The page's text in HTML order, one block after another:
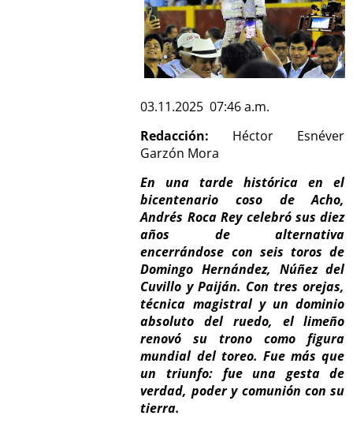
03.11.2025 07:46 a.m.
Redacción: Héctor Esnéver
Garzón Mora
En una tarde histórica en el
bicentenario coso de Acho,
Andrés Roca Rey celebró sus diez
años de alternativa
encerrándose con seis toros de
Domingo Hernández, Núñez del
Cuvillo y Paiján. Con tres orejas,
técnica magistral y un dominio
absoluto del ruedo, el limeño
renovó su trono como figura
mundial del toreo. Fue más que
un triunfo: fue una gesta de
verdad, poder y comunión con su
tierra.